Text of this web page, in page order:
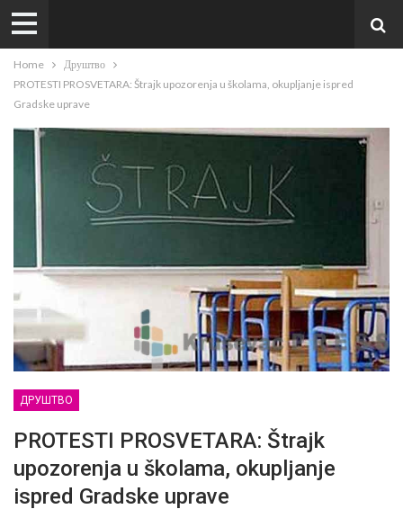
Home
Друштво
PROTESTI PROSVETARA: Štrajk upozorenja u školama, okupljanje ispred
Gradske uprave
ДРУШТВО
PROTESTI PROSVETARA: Štrajk
upozorenja u školama, okupljanje
ispred Gradske uprave